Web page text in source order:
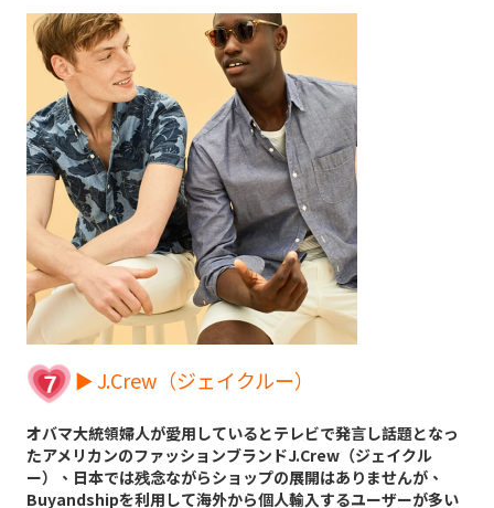
► J.Crew（ジェイクルー）
オバマ大統領婦人が愛用しているとテレビで発言し話題となっ
たアメリカンのファッションブランドJ.Crew（ジェイクル
ー）、日本では残念ながらショップの展開はありませんが、
Buyandshipを利用して海外から個人輸入するユーザーが多い